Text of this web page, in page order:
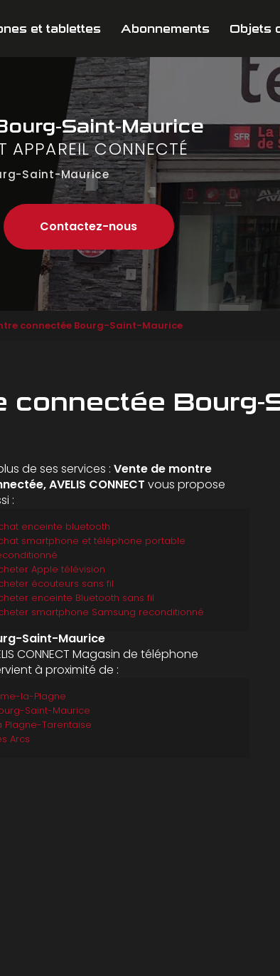
et tablettes Abonnements Objets
Saint-Maurice
APPAREIL CONNECTÉ
Saint-Maurice
Contactez-nous
connectée Bourg-Saint-Maurice
connectée Bourg-
de ses services : Vente de montre
AVELIS CONNECT vous propose
:
enceinte bluetooth
smartphone et téléphone portable
Apple télévision
écouteurs sans fil
enceinte Bluetooth sans fil
smartphone Samsung reconditionné
Saint-Maurice
CONNECT Magasin de téléphone
à proximité de :
la-Plagne
Saint-Maurice
Plagne-Tarentaise
Arcs